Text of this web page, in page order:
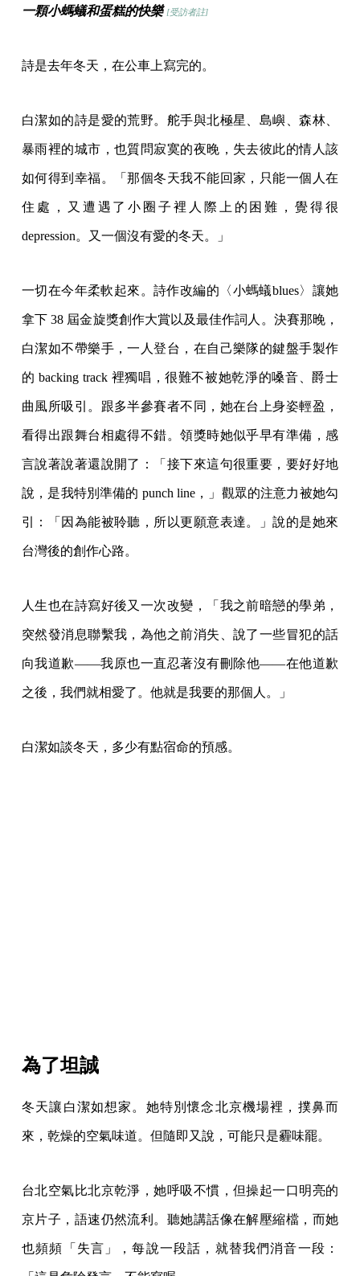
一顆小螞蟻和蛋糕的快樂 [受訪者註]
詩是去年冬天，在公車上寫完的。
白潔如的詩是愛的荒野。舵手與北極星、島嶼、森林、
暴雨裡的城市，也質問寂寞的夜晚，失去彼此的情人該
如何得到幸福。「那個冬天我不能回家，只能一個人在
住處，又遭遇了小圈子裡人際上的困難，覺得很
depression。又一個沒有愛的冬天。」
一切在今年柔軟起來。詩作改編的〈小螞蟻blues〉讓她
拿下 38 屆金旋獎創作大賞以及最佳作詞人。決賽那晚，
白潔如不帶樂手，一人登台，在自己樂隊的鍵盤手製作
的 backing track 裡獨唱，很難不被她乾淨的嗓音、爵士
曲風所吸引。跟多半參賽者不同，她在台上身姿輕盈，
看得出跟舞台相處得不錯。領獎時她似乎早有準備，感
言說著說著還說開了：「接下來這句很重要，要好好地
說，是我特別準備的 punch line，」觀眾的注意力被她勾
引：「因為能被聆聽，所以更願意表達。」說的是她來
台灣後的創作心路。
人生也在詩寫好後又一次改變，「我之前暗戀的學弟，
突然發消息聯繫我，為他之前消失、說了一些冒犯的話
向我道歉——我原也一直忍著沒有刪除他——在他道歉
之後，我們就相愛了。他就是我要的那個人。」
白潔如談冬天，多少有點宿命的預感。
為了坦誠
冬天讓白潔如想家。她特別懷念北京機場裡，撲鼻而
來，乾燥的空氣味道。但隨即又說，可能只是霾味罷。
台北空氣比北京乾淨，她呼吸不慣，但操起一口明亮的
京片子，語速仍然流利。聽她講話像在解壓縮檔，而她
也頻頻「失言」，每說一段話，就替我們消音一段：